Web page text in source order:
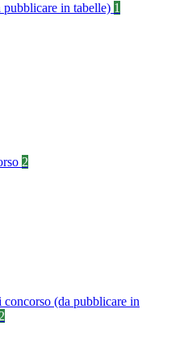
in tabelle) 1
2
concorso (da pubblicare in
2